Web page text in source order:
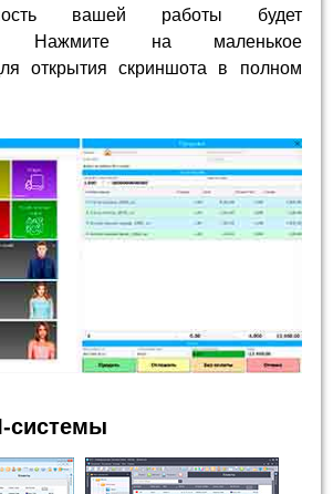
вашей работы будет
Нажмите на маленькое
открытия скриншота в полном
системы